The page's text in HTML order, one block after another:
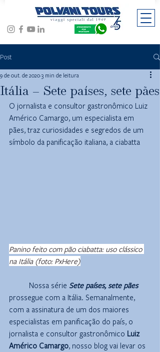
Post
Itália – Sete países, sete pães
9 de out. de 2020 3 min de leitura
O jornalista e consultor gastronômico Luiz
Américo Camargo, um especialista em
pães, traz curiosidades e segredos de um
símbolo da panificação italiana, a ciabatta
Panino feito com pão ciabatta: uso clássico
na Itália (foto: PxHere)
	Nossa série
Sete países, sete pães
prossegue com a Itália. Semanalmente,
com a assinatura de um dos maiores
especialistas em panificação do país, o
jornalista e consultor gastronômico Luiz
Américo Camargo, nosso blog vai levar os